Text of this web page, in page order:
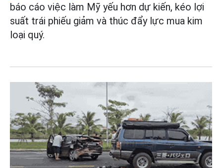
báo cáo việc làm Mỹ yếu hơn dự kiến, kéo lợi
suất trái phiếu giảm và thúc đẩy lực mua kim
loại quý.